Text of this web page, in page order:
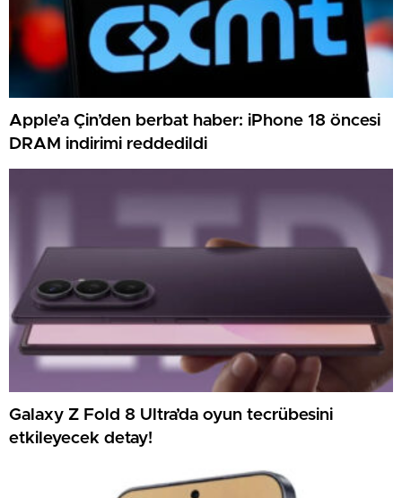
Apple’a Çin’den berbat haber: iPhone 18 öncesi
DRAM indirimi reddedildi
Galaxy Z Fold 8 Ultra’da oyun tecrübesini
etkileyecek detay!